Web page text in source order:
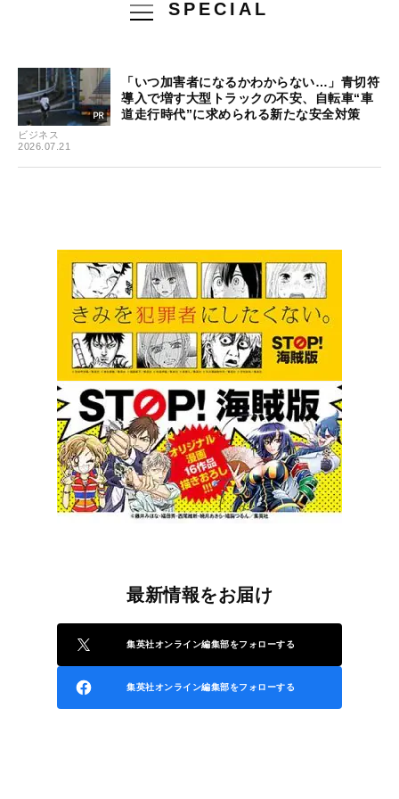
SPECIAL
ビジネス
2026.07.21
「いつ加害者になるかわからない…」青切符
導入で増す大型トラックの不安、自転車“車
道走行時代”に求められる新たな安全対策
最新情報をお届け
集英社オンライン編集部をフォローする
集英社オンライン編集部をフォローする